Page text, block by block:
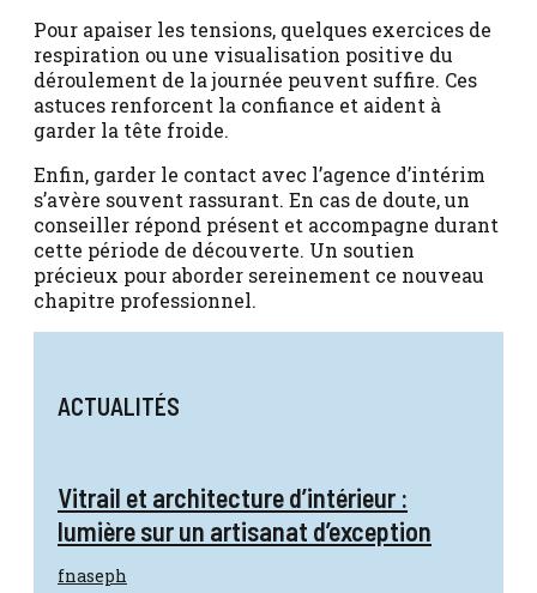
Pour apaiser les tensions, quelques exercices de
respiration ou une visualisation positive du
déroulement de la journée peuvent suffire. Ces
astuces renforcent la confiance et aident à
garder la tête froide.
Enfin, garder le contact avec l’agence d’intérim
s’avère souvent rassurant. En cas de doute, un
conseiller répond présent et accompagne durant
cette période de découverte. Un soutien
précieux pour aborder sereinement ce nouveau
chapitre professionnel.
ACTUALITÉS
Vitrail et architecture d’intérieur :
lumière sur un artisanat d’exception
fnaseph